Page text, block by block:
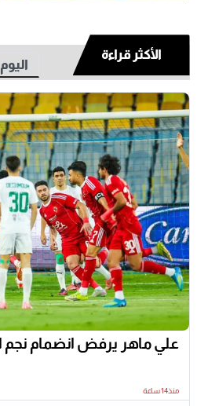
الأكثر قراءة
اليوم
علي ماهر يرفض انضمام نجم
منذ14 ساعة